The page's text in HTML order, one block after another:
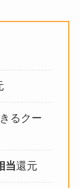
るクー
当還元